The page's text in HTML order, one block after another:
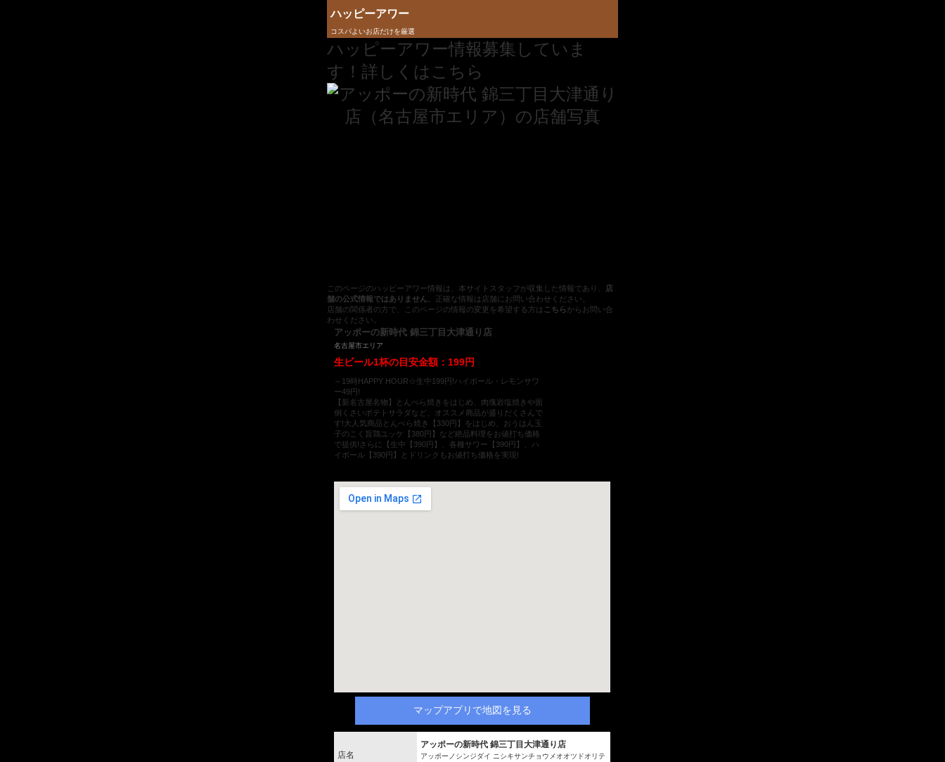
ハッピーアワー
コスパよいお店だけを厳選
ハッピーアワー情報募集していま
す！詳しくはこちら
このページのハッピーアワー情報は、本サイトスタッフが収集した情報であり、
店
舗の公式情報ではありません 。正確な情報は店舗にお問い合わせください。
店舗の関係者の方で、このページの情報の変更を希望する方は こちらからお問い合
わせください。
アッポーの新時代 錦三丁目大津通り店
名古屋市エリア
生ビール1杯の目安金額：199円
～19時HAPPY HOUR☆生中199円!ハイボール・レモンサワ
ー49円!
【新名古屋名物】とんぺら焼きをはじめ、肉塊岩塩焼きや面
倒くさいポテトサラダなど、オススメ商品が盛りだくさんで
す!大人気商品とんぺら焼き【330円】をはじめ、おうはん玉
子のこく旨鶏ユッケ【380円】など絶品料理をお値打ち価格
で提供!さらに【生中【390円】、各種サワー【390円】、ハ
イボール【390円】とドリンクもお値打ち価格を実現!
マップアプリで地図を見る
店名
アッポーの新時代 錦三丁目大津通り店
アッポーノシンジダイ ニシキサンチョウメオオツドオリテ